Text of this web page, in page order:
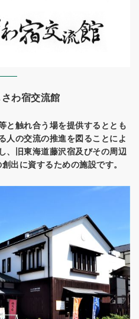
わ宿交流館
と触れ合う場を提供するととも
人の交流の推進を図ることによ
、旧東海道藤沢宿及びその周辺
出に資するための施設です。